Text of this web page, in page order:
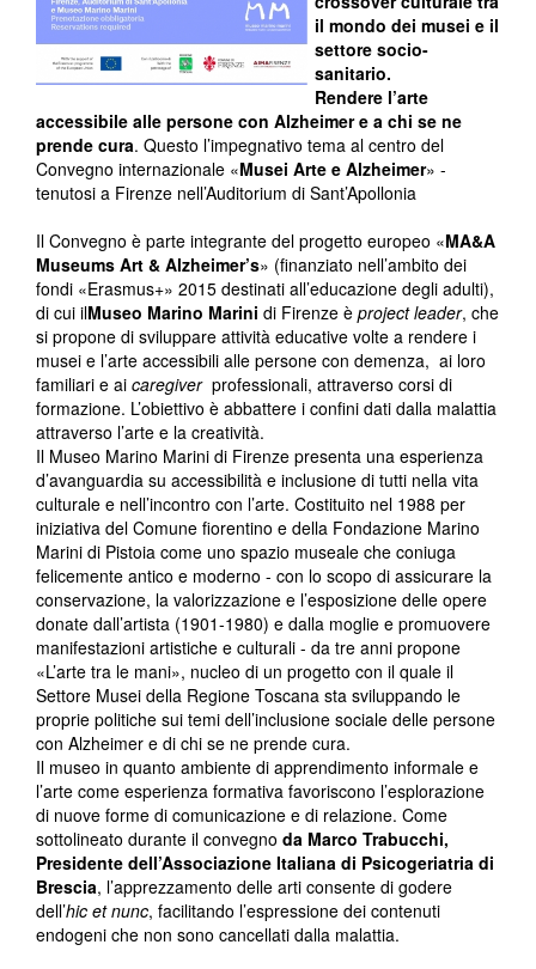
il mondo dei musei e il
settore socio-
sanitario.
Rendere l’arte
accessibile alle persone con Alzheimer e a chi se ne
prende cura. Questo l’impegnativo tema al centro del
Convegno internazionale «Musei Arte e Alzheimer» -
tenutosi a Firenze nell’Auditorium di Sant’Apollonia
Il Convegno è parte integrante del progetto europeo «MA&A
Museums Art & Alzheimer’s» (finanziato nell’ambito dei
fondi «Erasmus+» 2015 destinati all’educazione degli adulti),
di cui ilMuseo Marino Marini di Firenze è project leader, che
si propone di sviluppare attività educative volte a rendere i
musei e l’arte accessibili alle persone con demenza, ai loro
familiari e ai caregiverprofessionali, attraverso corsi di
formazione. L’obiettivo è abbattere i confini dati dalla malattia
attraverso l’arte e la creatività.
Il Museo Marino Marini di Firenze presenta una esperienza
d’avanguardia su accessibilità e inclusione di tutti nella vita
culturale e nell’incontro con l’arte. Costituito nel 1988 per
iniziativa del Comune fiorentino e della Fondazione Marino
Marini di Pistoia come uno spazio museale che coniuga
felicemente antico e moderno - con lo scopo di assicurare la
conservazione, la valorizzazione e l’esposizione delle opere
donate dall’artista (1901-1980) e dalla moglie e promuovere
manifestazioni artistiche e culturali - da tre anni propone
«L’arte tra le mani», nucleo di un progetto con il quale il
Settore Musei della Regione Toscana sta sviluppando le
proprie politiche sui temi dell’inclusione sociale delle persone
con Alzheimer e di chi se ne prende cura.
Il museo in quanto ambiente di apprendimento informale e
l’arte come esperienza formativa favoriscono l’esplorazione
di nuove forme di comunicazione e di relazione. Come
sottolineato durante il convegno da Marco Trabucchi,
Presidente dell’Associazione Italiana di Psicogeriatria di
Brescia, l’apprezzamento delle arti consente di godere
dell’hic et nunc, facilitando l’espressione dei contenuti
endogeni che non sono cancellati dalla malattia.